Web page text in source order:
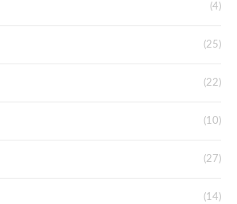
(4)
(25)
(22)
(10)
(27)
(14)